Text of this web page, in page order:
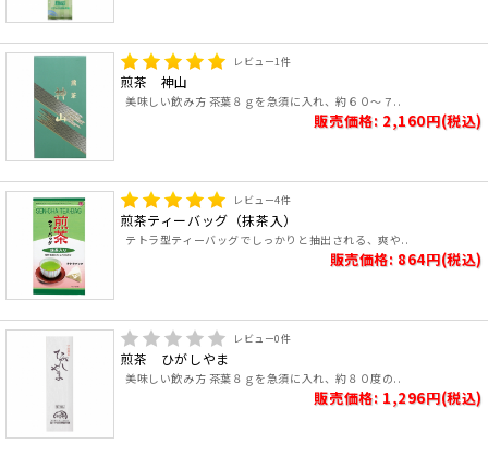
レビュー1件
煎茶 神山
美味しい飲み方 茶葉８ｇを急須に入れ、約６０～７..
販売価格: 2,160円(税込)
レビュー4件
煎茶ティーバッグ（抹茶入）
テトラ型ティーバッグでしっかりと抽出される、爽や..
販売価格: 864円(税込)
レビュー0件
煎茶 ひがしやま
美味しい飲み方 茶葉８ｇを急須に入れ、約８０度の..
販売価格: 1,296円(税込)